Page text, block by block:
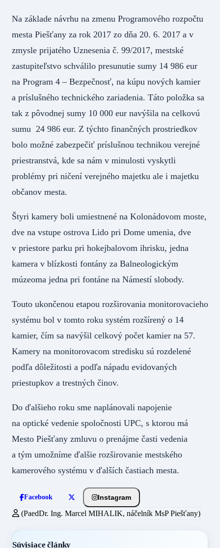
Na základe návrhu na zmenu Programového rozpočtu
mesta Piešťany za rok 2017 zo dňa 20. 6. 2017 a v
zmysle prijatého Uznesenia č. 99/2017, mestské
zastupiteľstvo schválilo presunutie sumy 14 986 eur
na Program 4 – Bezpečnosť, na kúpu nových kamier
a príslušného technického zariadenia. Táto položka sa
tak z pôvodnej sumy 10 000 eur navýšila na celkovú
sumu 24 986 eur. Z týchto finančných prostriedkov
bolo možné zabezpečiť príslušnou technikou verejné
priestranstvá, kde sa nám v minulosti vyskytli
problémy pri ničení verejného majetku ale i majetku
občanov mesta.
Štyri kamery boli umiestnené na Kolonádovom moste,
dve na vstupe ostrova Lido pri Dome umenia, dve
v priestore parku pri hokejbalovom ihrisku, jedna
kamera v blízkosti fontány za Balneologickým
múzeoma jedna pri fontáne na Námestí slobody.
Touto ukončenou etapou rozširovania monitorovacieho
systému bol v tomto roku systém rozšírený o 14
kamier, čím sa navýšil celkový počet kamier na 57.
Kamery na monitorovacom stredisku sú rozdelené
podľa dôležitosti a podľa nápadu evidovaných
priestupkov a trestných činov.
Do ďalšieho roku sme naplánovali napojenie
na optické vedenie spoločnosti UPC, s ktorou má
Mesto Piešťany zmluvu o prenájme časti vedenia
a tým umožníme ďalšie rozširovanie mestského
kamerového systému v ďalších častiach mesta.
Facebook Instagram
(PaedDr. Ing. Marcel MIHALIK, náčelník MsP Piešťany)
Súvisiace články